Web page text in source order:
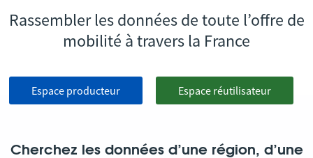
Rassembler les données de toute l’offre de
mobilité à travers la France
Espace producteur Espace réutilisateur
Cherchez les données d’une région, d’une